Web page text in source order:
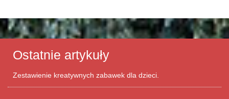
Ostatnie artykuły
Zestawienie kreatywnych zabawek dla dzieci.